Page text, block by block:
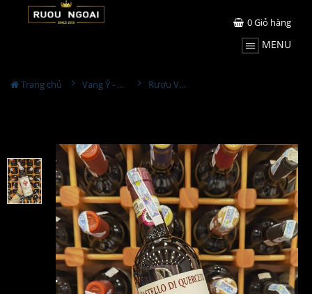
0Giỏ hàng
MENU
Trang chủ Vang Ý - Italia Rượu Vang Castello di Querceto Chianti Classico